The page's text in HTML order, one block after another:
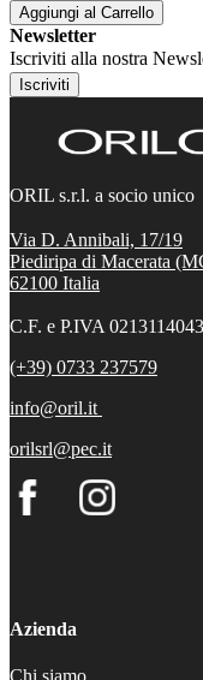
Aggiungi al Carrello
Newsletter
Iscriviti alla nostra
Iscriviti
ORIL s.r.l. a socio unico
Via D. Annibali, 17/19
Piediripa di Macerata
62100 Italia
C.F. e P.IVA
(+39) 0733 237579
info@oril.it
orilsrl@pec.it
Azienda
Chi siamo